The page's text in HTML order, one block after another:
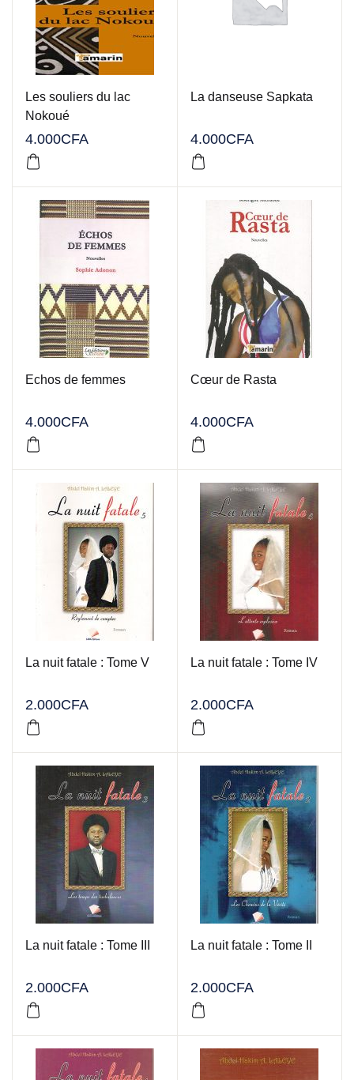
Les souliers du lac
Nokoué
4.000CFA
La danseuse Sapkata
4.000CFA
Echos de femmes
4.000CFA
Cœur de Rasta
4.000CFA
La nuit fatale : Tome V
2.000CFA
La nuit fatale : Tome IV
2.000CFA
La nuit fatale : Tome III
2.000CFA
La nuit fatale : Tome II
2.000CFA